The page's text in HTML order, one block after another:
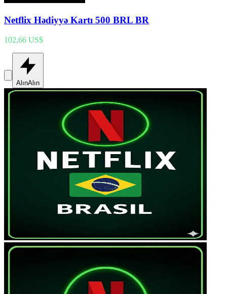
Netflix Hədiyyə Kartı 500 BRL BR
102,66 US$
AlınAlın